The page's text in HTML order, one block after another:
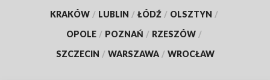
KRAKÓW / LUBLIN / ŁÓDŹ / OLSZTYN /
OPOLE / POZNAŃ / RZESZÓW /
SZCZECIN / WARSZAWA / WROCŁAW